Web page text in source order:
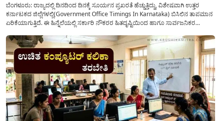
ಬೆಂಗಳೂರು: ರಾಜ್ಯದಲ್ಲಿ ದಿನದಿಂದ ದಿನಕ್ಕೆ ಸೂರ್ಯನ ಪ್ರಖರತೆ ಹೆಚ್ಚುತ್ತಿದ್ದು, ವಿಶೇಷವಾಗಿ ಉತ್ತರ
ಕರ್ನಾಟಕದ ಜಿಲ್ಲೆಗಳಲ್ಲಿ(Government Office Timings In Karnataka) ಬಿಸಿಲಿನ ತಾಪಮಾನ
ಏರಿಕೆಯಾಗುತ್ತಿದೆ. ಈ ಹಿನ್ನೆಲೆಯಲ್ಲಿ ಸರ್ಕಾರಿ ನೌಕರರ ಹಿತದೃಷ್ಟಿಯಿಂದ ಹಾಗೂ ಸಾರ್ವಜನಿಕರ
ಮತ್ತು ಕಲ್ಯಾಣ ಕರ್ನಾಟಕದ ಒಟ್ಟು 9 ಜಿಲ್ಲೆಗಳಲ್ಲಿ ಏಪ್ರಿಲ್...